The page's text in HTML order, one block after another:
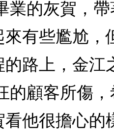
業的灰賀，
有些尷尬
路上，金
的顧客所傷
他很擔心